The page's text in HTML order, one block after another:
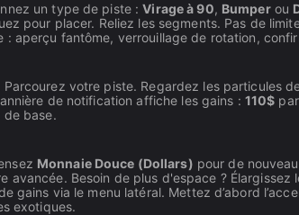
un type de piste :Virage à 90, Bumperou
pour placer. Reliez les segments. Pas de
: aperçu fantôme, verrouillage de rotation,
votre piste. Regardez les particules
de notification affiche les gains : 110$
de base.
Monnaie Douce (Dollars) pour de
avancée. Besoin de plus d'espace ? Élargissez
gains via le menu latéral. Mettez d’abord
exotiques.